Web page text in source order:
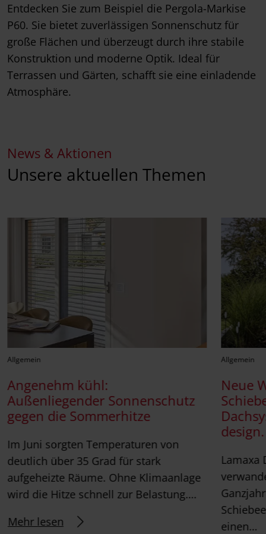
Entdecken Sie zum Beispiel die Pergola-Markise
P60. Sie bietet zuverlässigen Sonnenschutz für
große Flächen und überzeugt durch ihre stabile
Konstruktion und moderne Optik. Ideal für
Terrassen und Gärten, schafft sie eine einladende
Atmosphäre.
News & Aktionen
Unsere aktuellen Themen
Allgemein
Angenehm kühl:
Außenliegender Sonnenschutz
gegen die Sommerhitze
Im Juni sorgten Temperaturen von
deutlich über 35 Grad für stark
aufgeheizte Räume. Ohne Klimaanlage
wird die Hitze schnell zur Belastung….
Mehr lesen
Allgemein
Neue
design.
Lamaxa
einen…